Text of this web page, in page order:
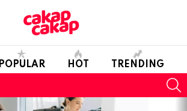
POPULAR HOT TRENDING